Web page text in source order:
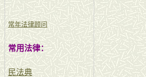
常年法律顾问
常用法律：
民法典